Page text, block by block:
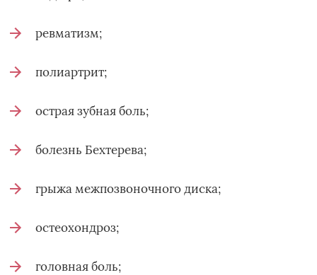
ревматизм;
полиартрит;
острая зубная боль;
болезнь Бехтерева;
грыжа межпозвоночного диска;
остеохондроз;
головная боль;